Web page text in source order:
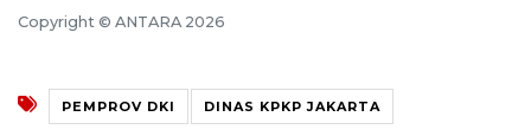
Copyright © ANTARA 2026
PEMPROV DKI DINAS KPKP JAKARTA